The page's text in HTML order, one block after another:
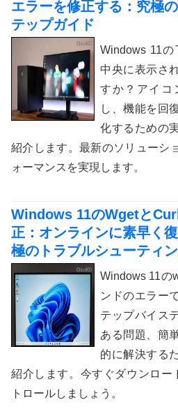
エラーを修正する：究極
テップガイド
Windows 11
中央に表示さ
すか？アイコ
し、機能を回
化するための
紹介します。最新のソリューシ
ォーマンスを実現します。
Windows 11のWgetと
正：オンラインに素早く
極のトラブルシューティ
Windows 11の
ンドのエラー
テップバイス
ある問題、簡
的に解決する
紹介します。今すぐダウンロー
トロールしましょう。